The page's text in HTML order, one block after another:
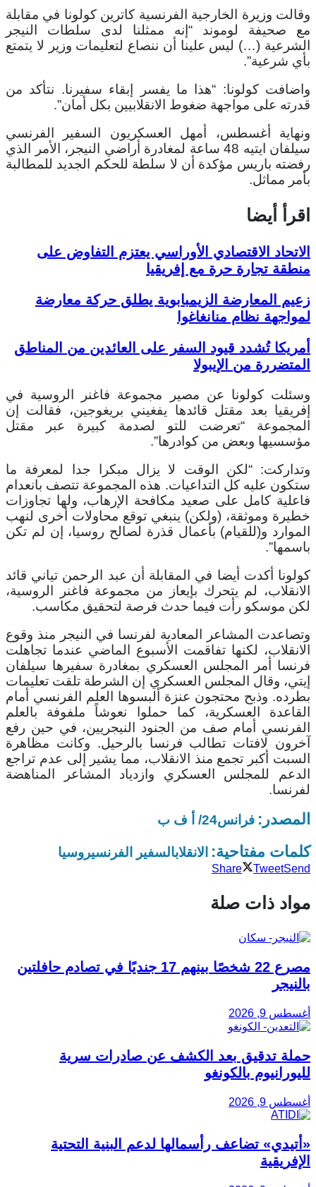
وقالت وزيرة الخارجية الفرنسية كاترين كولونا في مقابلة
مع صحيفة لوموند “إنه ممثلنا لدى سلطات النيجر
الشرعية (…) ليس علينا أن ننصاع لتعليمات وزير لا يتمتع
بأي شرعية”.
واضافت كولونا: “هذا ما يفسر إبقاء سفيرنا. نتأكد من
قدرته على مواجهة ضغوط الانقلابيين بكل أمان”.
ونهاية أغسطس، أمهل العسكريون السفير الفرنسي
سيلفان ايتيه 48 ساعة لمغادرة أراضي النيجر، الأمر الذي
رفضته باريس مؤكدة أن لا سلطة للحكم الجديد للمطالبة
بأمر مماثل.
اقرأ أيضا
الاتحاد الاقتصادي الأوراسي يعتزم التفاوض على
منطقة تجارة حرة مع إفريقيا
زعيم المعارضة الزيمبابوية يطلق حركة معارضة
لمواجهة نظام منانغاغوا
أمريكا تُشدد قيود السفر على العائدين من المناطق
المتضررة من الإيبولا
وسئلت كولونا عن مصير مجموعة فاغنر الروسية في
إفريقيا بعد مقتل قائدها يفغيني بريغوجين، فقالت إن
المجموعة “تعرضت للتو لصدمة كبيرة عبر مقتل
مؤسسيها وبعض من كوادرها”.
وتداركت: “لكن الوقت لا يزال مبكرا جدا لمعرفة ما
ستكون عليه كل التداعيات. هذه المجموعة تتصف بانعدام
فاعلية كامل على صعيد مكافحة الإرهاب، ولها تجاوزات
خطيرة وموثقة، (ولكن) ينبغي توقع محاولات أخرى لنهب
الموارد و(للقيام) بأعمال قذرة لصالح روسيا، إن لم تكن
باسمها”.
كولونا أكدت أيضا في المقابلة أن عبد الرحمن تياني قائد
الانقلاب، لم يتحرك بإيعاز من مجموعة فاغنر الروسية،
لكن موسكو رأت فيما حدث فرصة لتحقيق مكاسب.
وتصاعدت المشاعر المعادية لفرنسا في النيجر منذ وقوع
الانقلاب، لكنها تفاقمت الأسبوع الماضي عندما تجاهلت
فرنسا أمر المجلس العسكري بمغادرة سفيرها سيلفان
إيتي، وقال المجلس العسكري إن الشرطة تلقت تعليمات
بطرده. وذبح محتجون عنزة ألبسوها العلم الفرنسي أمام
القاعدة العسكرية، كما حملوا نعوشاً ملفوفة بالعلم
الفرنسي أمام صف من الجنود النيجريين، في حين رفع
آخرون لافتات تطالب فرنسا بالرحيل. وكانت مظاهرة
السبت أكبر تجمع منذ الانقلاب، مما يشير إلى عدم تراجع
الدعم للمجلس العسكري وازدياد المشاعر المناهضة
لفرنسا.
المصدر: فرانس24/ أ ف ب
كلمات مفتاحية: الانقلابالسفير الفرنسيروسيا
Share TweetSend
مواد ذات صلة
مصرع 22 شخصًا بينهم 17 جنديًا في تصادم حافلتين
بالنيجر
أغسطس 9, 2026
حملة تدقيق بعد الكشف عن صادرات سرية
لليورانيوم بالكونغو
أغسطس 9, 2026
«أتيدي» تضاعف رأسمالها لدعم البنية التحتية
الإفريقية